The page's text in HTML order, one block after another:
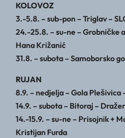
KOLOVOZ
3.-5.8. – sub-pon – Triglav –
24.-25.8. – su-ne – Grobničke
Hana Križanić
31.8. – subota – Samoborsko
RUJAN
8.9. – nedjelja – Gola Plešivica
14.9. – subota – Bitoraj –
14.-15.9. – su-ne – Prisojnik +
Kristijan Furda